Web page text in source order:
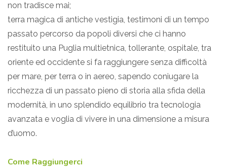
non tradisce mai;
terra magica di antiche vestigia, testimoni di un tempo
passato percorso da popoli diversi che ci hanno
restituito una Puglia multietnica, tollerante, ospitale, tra
oriente ed occidente si fa raggiungere senza difficoltà
per mare, per terra o in aereo, sapendo coniugare la
ricchezza di un passato pieno di storia alla sfida della
modernità, in uno splendido equilibrio tra tecnologia
avanzata e voglia di vivere in una dimensione a misura
d’uomo.
Come Raggiungerci